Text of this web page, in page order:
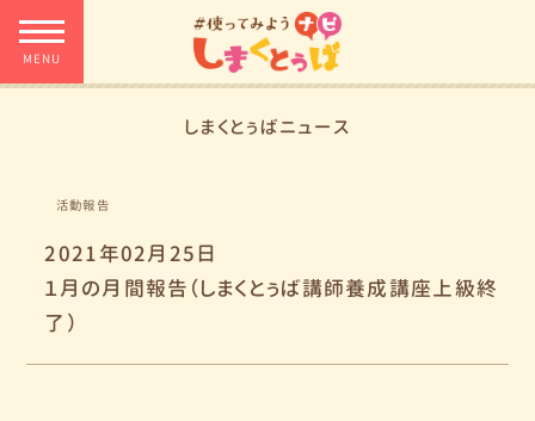
しまくとぅばニュース
活動報告
2021年02月25日
１月の月間報告（しまくとぅば講師養成講座上級終
了）